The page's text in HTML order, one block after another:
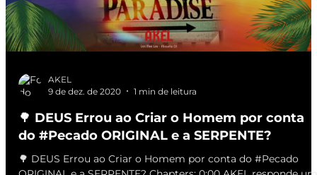
AKEL
9 de dez. de 2020
1 min de leitura
🌳 DEUS Errou ao Criar o Homem por conta
do #Pecado ORIGINAL e a SERPENTE?
🌳 DEUS Errou ao Criar o Homem por conta do #Pecado